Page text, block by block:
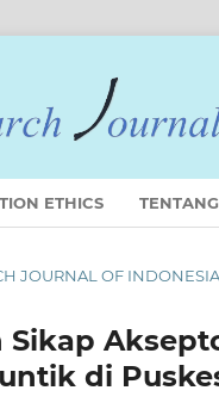
ETHICS
JOURNAL OF INDONESIA
di